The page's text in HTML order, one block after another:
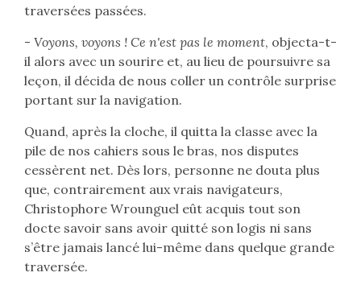
traversées passées.
- Voyons, voyons ! Ce n'est pas le moment, objecta-t-
il alors avec un sourire et, au lieu de poursuivre sa
leçon, il décida de nous coller un contrôle surprise
portant sur la navigation.
Quand, après la cloche, il quitta la classe avec la
pile de nos cahiers sous le bras, nos disputes
cessèrent net. Dès lors, personne ne douta plus
que, contrairement aux vrais navigateurs,
Christophore Wrounguel eût acquis tout son
docte savoir sans avoir quitté son logis ni sans
s’être jamais lancé lui-même dans quelque grande
traversée.